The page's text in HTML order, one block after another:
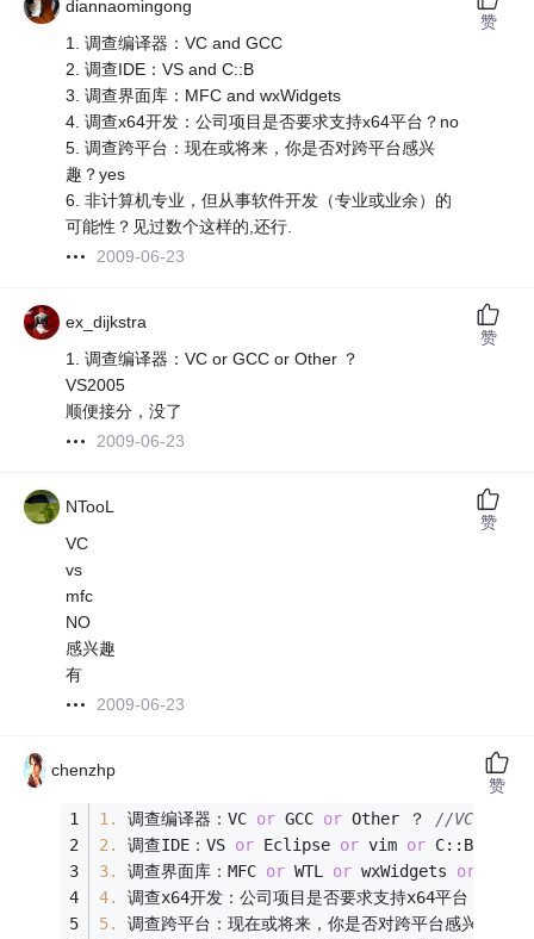
diannaomingong
1. 调查编译器：VC and GCC
2. 调查IDE：VS and C::B
3. 调查界面库：MFC and wxWidgets
4. 调查x64开发：公司项目是否要求支持x64平台？no
5. 调查跨平台：现在或将来，你是否对跨平台感兴
趣？yes
6. 非计算机专业，但从事软件开发（专业或业余）的
可能性？见过数个这样的,还行.
2009-06-23
赞
ex_dijkstra
1. 调查编译器：VC or GCC or Other ？
VS2005
顺便接分，没了
2009-06-23
赞
NTooL
VC
vs
mfc
NO
感兴趣
有
2009-06-23
赞
chenzhp
1. 调查编译器：VC or GCC or Other ？ //VC我的最
2.
调查IDE：VS or Eclipse or vim or C::B
3.
调查界面库：MFC or WTL or wxWidgets or
4.
调查x64开发：公司项目是否要求支持x64平台？
5.
调查跨平台：现在或将来，你是否对跨平台感兴趣？
赞